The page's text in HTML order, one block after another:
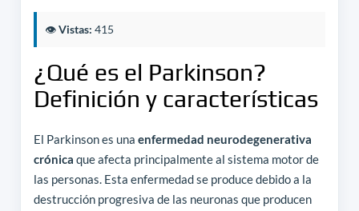
👁️Vistas: 415
¿Qué es el Parkinson?
Definición y características
El Parkinson es una enfermedad neurodegenerativa
crónica que afecta principalmente al sistema motor de
las personas. Esta enfermedad se produce debido a la
destrucción progresiva de las neuronas que producen